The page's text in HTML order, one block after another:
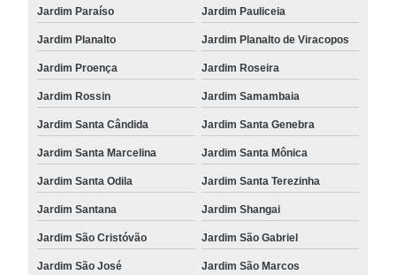
Jardim Paraíso Jardim Pauliceia
Jardim Planalto Jardim Planalto de Viracopos
Jardim Proença Jardim Roseira
Jardim Rossin Jardim Samambaia
Jardim Santa Cândida Jardim Santa Genebra
Jardim Santa Marcelina Jardim Santa Mônica
Jardim Santa Odila Jardim Santa Terezinha
Jardim Santana Jardim Shangai
Jardim São Cristóvão Jardim São Gabriel
Jardim São José Jardim São Marcos